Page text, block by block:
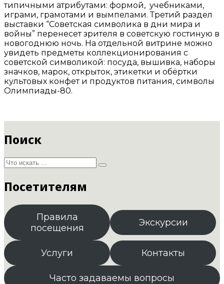
типичными атрибутами: формой, учебниками,
играми, грамотами и вымпелами. Третий раздел
выставки “Советская символика в дни мира и
войны” перенесет зрителя в советскую гостиную в
новогоднюю ночь. На отдельной витрине можно
увидеть предметы коллекционирования с
советской символикой: посуда, вышивка, наборы
значков, марок, открыток, этикетки и обёртки
культовых конфет и продуктов питания, символы
Олимпиады-80.
Поиск
Посетителям
Правила
посещения
Экскурсии
Услуги Контакты
Часто задаваемы вопросы